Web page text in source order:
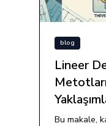
blog
Lineer
Bu makale,